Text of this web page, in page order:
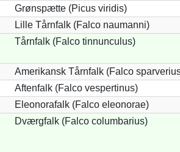
Grønspætte (Picus viridis)
Lille Tårnfalk (Falco naumanni)
Tårnfalk (Falco tinnunculus)
Amerikansk Tårnfalk (Falco
Aftenfalk (Falco vespertinus)
Eleonorafalk (Falco eleonorae)
Dværgfalk (Falco columbarius)